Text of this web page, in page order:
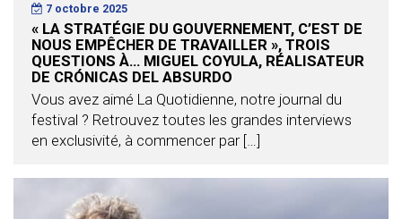
7 octobre 2025
« LA STRATÉGIE DU GOUVERNEMENT, C’EST DE
NOUS EMPÊCHER DE TRAVAILLER », TROIS
QUESTIONS À… MIGUEL COYULA, RÉALISATEUR
DE CRÓNICAS DEL ABSURDO
Vous avez aimé La Quotidienne, notre journal du
festival ? Retrouvez toutes les grandes interviews
en exclusivité, à commencer par […]